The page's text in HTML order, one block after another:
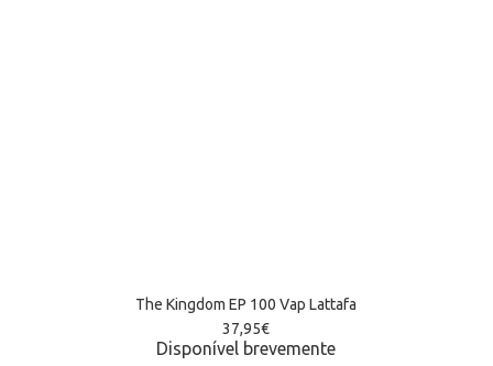
The Kingdom EP 100 Vap Lattafa
37,95€
Disponível brevemente